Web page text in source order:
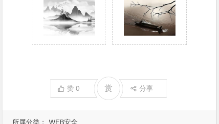
所属分类： WEB安全
赞0 赏 分享